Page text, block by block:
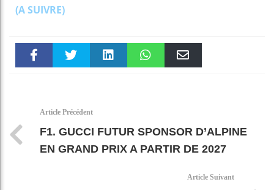
(A SUIVRE)
Article Précédent
F1. GUCCI FUTUR SPONSOR D’ALPINE
EN GRAND PRIX A PARTIR DE 2027
Article Suivant